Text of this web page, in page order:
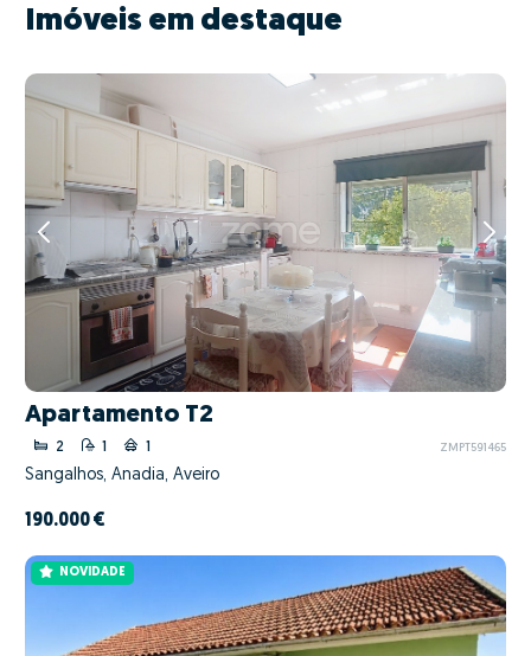
Imóveis em destaque
Apartamento T2
2 1 1 ZMPT591465
Sangalhos, Anadia, Aveiro
190.000 €
NOVIDADE